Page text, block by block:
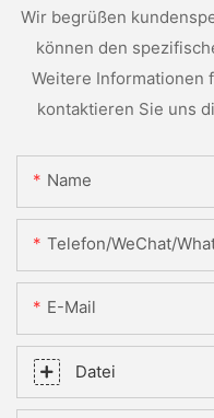
Wir begrüßen
können den
Weitere Informationen
kontaktieren Sie uns
Name
Telefon/WeChat/
E-Mail
Datei